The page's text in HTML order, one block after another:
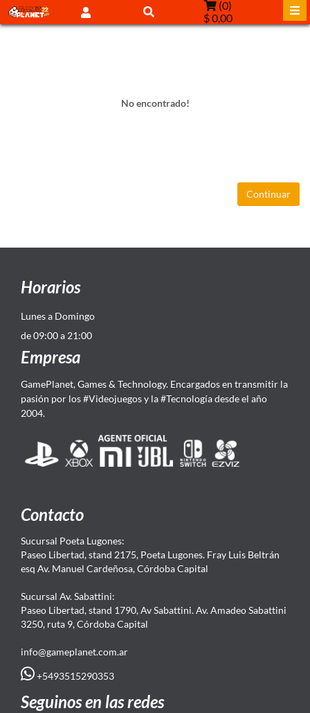
(0)
$ 0,00
No encontrado!
Continuar
Horarios
Lunes a Domingo
de 09:00 a 21:00
Empresa
GamePlanet, Games & Technology. Encargados en transmitir la
pasión por los #Videojuegos y la #Tecnología desde el año
2004.
Contacto
Sucursal Poeta Lugones:
Paseo Libertad, stand 2175, Poeta Lugones. Fray Luis Beltrán
esq Av. Manuel Cardeñosa, Córdoba Capital
Sucursal Av. Sabattini:
Paseo Libertad, stand 1790, Av Sabattini. Av. Amadeo Sabattini
3250, ruta 9, Córdoba Capital
info@gameplanet.com.ar
+5493515290353
Seguinos en las redes